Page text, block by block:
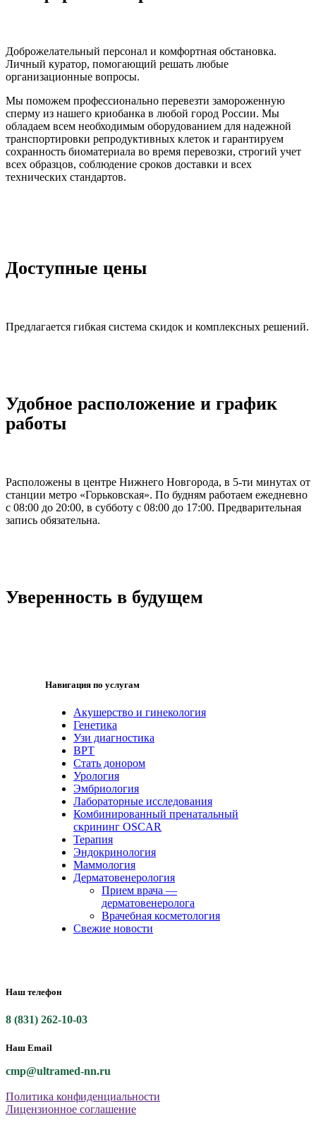
Доброжелательный персонал и комфортная обстановка.
Личный куратор, помогающий решать любые
организационные вопросы.
Мы поможем профессионально перевезти замороженную
сперму из нашего криобанка в любой город России. Мы
обладаем всем необходимым оборудованием для надежной
транспортировки репродуктивных клеток и гарантируем
сохранность биоматериала во время перевозки, строгий учет
всех образцов, соблюдение сроков доставки и всех
технических стандартов.
Доступные цены
Предлагается гибкая система скидок и комплексных решений.
Удобное расположение и график
работы
Расположены в центре Нижнего Новгорода, в 5-ти минутах от
станции метро «Горьковская». По будням работаем ежедневно
с 08:00 до 20:00, в субботу с 08:00 до 17:00. Предварительная
запись обязательна.
Уверенность в будущем
Навигация по услугам
Акушерство и гинекология
Генетика
Узи диагностика
ВРТ
Стать донором
Урология
Эмбриология
Лабораторные исследования
Комбинированный пренатальный
скрининг OSCAR
Терапия
Эндокринология
Маммология
Дерматовенерология
Прием врача —
дерматовенеролога
Врачебная косметология
Свежие новости
Наш телефон
8 (831) 262-10-03
Наш Email
cmp@ultramed-nn.ru
Политика конфиденциальности
Лицензионное соглашение